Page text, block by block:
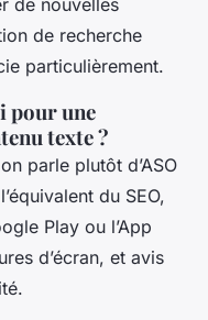
de recherche
particulièrement.
pour une
texte ?
parle plutôt d’ASO
du SEO,
Play ou l’App
d’écran, et avis